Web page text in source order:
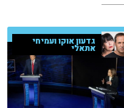
גדעון אוקו ועמיחי
אתאלי